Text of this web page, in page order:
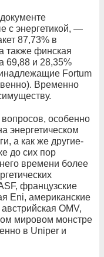
с энергетикой, —
87,73% в
также финская
69,88 и 28,35%
Fortum
Временно
особенно
энергетическом
а как же другие-
до сих пор
времени более
французские
Eni, американские
OMV,
мировом монстре
в Uniper и